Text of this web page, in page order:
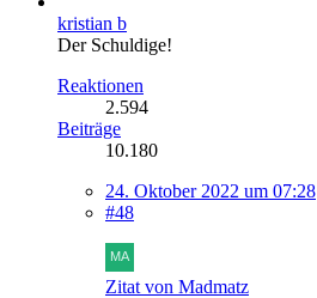
kristian b
Der Schuldige!
Reaktionen
2.594
Beiträge
10.180
24. Oktober 2022 um 07:28
#48
Zitat von Madmatz